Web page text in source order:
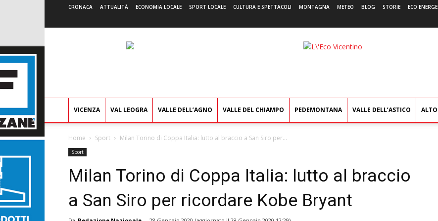
CRONACA ATTUALITÀ ECONOMIA LOCALE SPORT LOCALE CULTURA E SPETTACOLI MONTAGNA METEO BLOG STORIE ECO
L'Eco
VICENZA VAL LEOGRA VALLE DELL’AGNO VALLE DEL CHIAMPO PEDEMONTANA VALLE DELL’ASTICO
Home Sport Milan Torino di Coppa Italia: lutto al braccio a San Siro per...
Sport
Milan Torino di Coppa Italia: lutto al braccio
a San Siro per ricordare Kobe Bryant